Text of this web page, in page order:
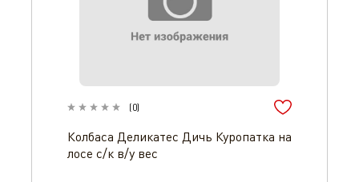
(0)
Колбаса Деликатес Дичь Куропатка на
лосе с/к в/у вес